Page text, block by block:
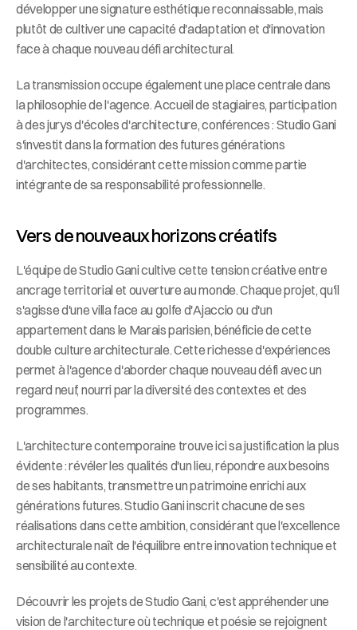
développer une signature esthétique reconnaissable, mais
plutôt de cultiver une capacité d'adaptation et d'innovation
face à chaque nouveau défi architectural.
La transmission occupe également une place centrale dans
la philosophie de l'agence. Accueil de stagiaires, participation
à des jurys d'écoles d'architecture, conférences : Studio Gani
s'investit dans la formation des futures générations
d'architectes, considérant cette mission comme partie
intégrante de sa responsabilité professionnelle.
Vers de nouveaux horizons créatifs
L'équipe de Studio Gani cultive cette tension créative entre
ancrage territorial et ouverture au monde. Chaque projet, qu'il
s'agisse d'une villa face au golfe d'Ajaccio ou d'un
appartement dans le Marais parisien, bénéficie de cette
double culture architecturale. Cette richesse d'expériences
permet à l'agence d'aborder chaque nouveau défi avec un
regard neuf, nourri par la diversité des contextes et des
programmes.
L'architecture contemporaine trouve ici sa justification la plus
évidente : révéler les qualités d'un lieu, répondre aux besoins
de ses habitants, transmettre un patrimoine enrichi aux
générations futures. Studio Gani inscrit chacune de ses
réalisations dans cette ambition, considérant que l'excellence
architecturale naît de l'équilibre entre innovation technique et
sensibilité au contexte.
Découvrir les projets de Studio Gani, c'est appréhender une
vision de l'architecture où technique et poésie se rejoignent